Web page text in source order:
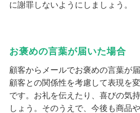
に謝罪しないようにしましょう。
お褒めの言葉が届いた場合
顧客からメールでお褒めの言葉が
顧客との関係性を考慮して表現を
です。お礼を伝えたり、喜びの気
しょう。そのうえで、今後も商品